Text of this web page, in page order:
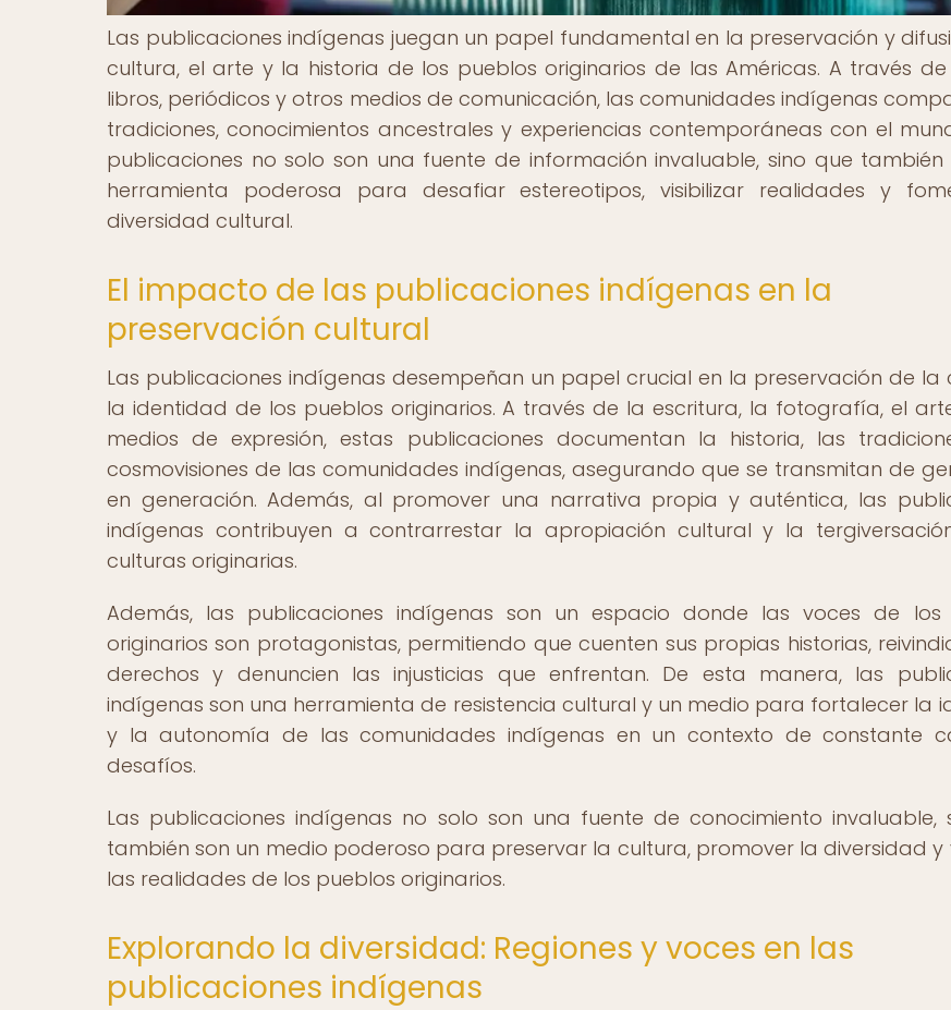
Las publicaciones indígenas juegan un papel fundamental en la preservación y
cultura, el arte y la historia de los pueblos originarios de las Américas. A través de
libros, periódicos y otros medios de comunicación, las comunidades indígenas
tradiciones, conocimientos ancestrales y experiencias contemporáneas con el
publicaciones no solo son una fuente de información invaluable, sino que también
herramienta poderosa para desafiar estereotipos, visibilizar realidades y
diversidad cultural.
El impacto de las publicaciones indígenas en la
preservación cultural
Las publicaciones indígenas desempeñan un papel crucial en la preservación de la
la identidad de los pueblos originarios. A través de la escritura, la fotografía, el
medios de expresión, estas publicaciones documentan la historia, las
cosmovisiones de las comunidades indígenas, asegurando que se transmitan de
en generación. Además, al promover una narrativa propia y auténtica, las
indígenas contribuyen a contrarrestar la apropiación cultural y la
culturas originarias.
Además, las publicaciones indígenas son un espacio donde las voces de los
originarios son protagonistas, permitiendo que cuenten sus propias historias,
derechos y denuncien las injusticias que enfrentan. De esta manera, las
indígenas son una herramienta de resistencia cultural y un medio para fortalecer la
y la autonomía de las comunidades indígenas en un contexto de constante
desafíos.
Las publicaciones indígenas no solo son una fuente de conocimiento invaluable,
también son un medio poderoso para preservar la cultura, promover la diversidad y
las realidades de los pueblos originarios.
Explorando la diversidad: Regiones y voces en las
publicaciones indígenas